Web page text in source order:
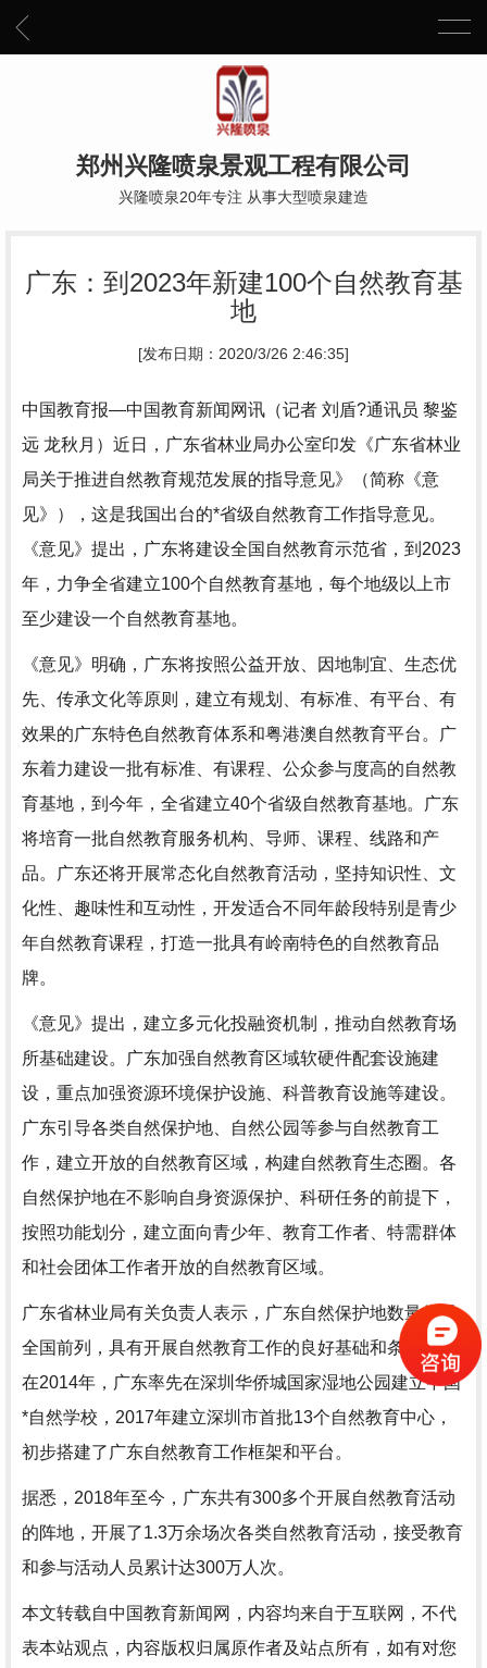
郑州兴隆喷泉景观工程有限公司
兴隆喷泉20年专注 从事大型喷泉建造
广东：到2023年新建100个自然教育基
地
[发布日期：2020/3/26 2:46:35]
中国教育报—中国教育新闻网讯（记者 刘盾?通讯员 黎鉴
远 龙秋月）近日，广东省林业局办公室印发《广东省林业
局关于推进自然教育规范发展的指导意见》（简称《意
见》），这是我国出台的*省级自然教育工作指导意见。
《意见》提出，广东将建设全国自然教育示范省，到2023
年，力争全省建立100个自然教育基地，每个地级以上市
至少建设一个自然教育基地。
《意见》明确，广东将按照公益开放、因地制宜、生态优
先、传承文化等原则，建立有规划、有标准、有平台、有
效果的广东特色自然教育体系和粤港澳自然教育平台。广
东着力建设一批有标准、有课程、公众参与度高的自然教
育基地，到今年，全省建立40个省级自然教育基地。广东
将培育一批自然教育服务机构、导师、课程、线路和产
品。广东还将开展常态化自然教育活动，坚持知识性、文
化性、趣味性和互动性，开发适合不同年龄段特别是青少
年自然教育课程，打造一批具有岭南特色的自然教育品
牌。
《意见》提出，建立多元化投融资机制，推动自然教育场
所基础建设。广东加强自然教育区域软硬件配套设施建
设，重点加强资源环境保护设施、科普教育设施等建设。
广东引导各类自然保护地、自然公园等参与自然教育工
作，建立开放的自然教育区域，构建自然教育生态圈。各
自然保护地在不影响自身资源保护、科研任务的前提下，
按照功能划分，建立面向青少年、教育工作者、特需群体
和社会团体工作者开放的自然教育区域。
广东省林业局有关负责人表示，广东自然保护地数量位居
全国前列，具有开展自然教育工作的良好基础和条件。早
在2014年，广东率先在深圳华侨城国家湿地公园建立中国
*自然学校，2017年建立深圳市首批13个自然教育中心，
初步搭建了广东自然教育工作框架和平台。
据悉，2018年至今，广东共有300多个开展自然教育活动
的阵地，开展了1.3万余场次各类自然教育活动，接受教育
和参与活动人员累计达300万人次。
本文转载自中国教育新闻网，内容均来自于互联网，不代
表本站观点，内容版权归属原作者及站点所有，如有对您